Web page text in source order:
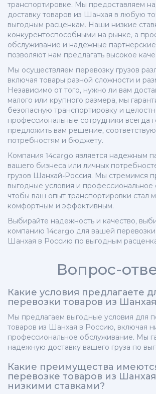
транспортировке. Мы предоставляем
доставку товаров из Шанхая в любую
выгодным расценкам. Наши низкие
конкурентоспособными на рынке, а
обслуживание и надежные партнерские
позволяют нам предлагать высокое
Мы осуществляем перевозку грузов
включая товары разной сложности и
Независимо от того, нужно ли вам
малого или крупного размера, мы
безопасную транспортировку и
профессиональные сотрудники всегда
предложить вам решение,
потребностям и бюджету.
Компания 14cargo является надежным
вашего бизнеса или личных
грузов Шанхай-Россия. Мы стремимся
выгодные условия и профессиональное
чтобы ваш опыт транспортировки стал
комфортным и эффективным.
Выбирайте надежность и качество,
компанию 14cargo для вашей перевозки
Шанхая в Россию по выгодным
Вопрос-
Какие условия предлагаете
перевозки товаров из
Мы предлагаем выгодные условия для
товаров из Шанхая в Россию, включая
профессиональное обслуживание. Мы
надежную доставку вашего груза по
Какие преимущества
перевозке товаров из
низкими ставками?